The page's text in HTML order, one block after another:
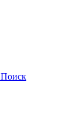
Поиск